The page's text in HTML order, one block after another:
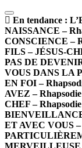
En tendance :
NAISSANCE –
CONSCIENCE –
FILS – JÉSUS-
PAS DE
VOUS DANS LA
EN FOI –
AVEZ –
CHEF –
BIENVEILLANCE
ET AVEC VOUS –
MERVEILLEUSE